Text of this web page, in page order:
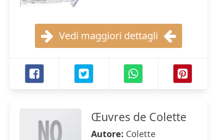
Vedi maggiori dettagli
Œuvres de Colette
Autore: Colette